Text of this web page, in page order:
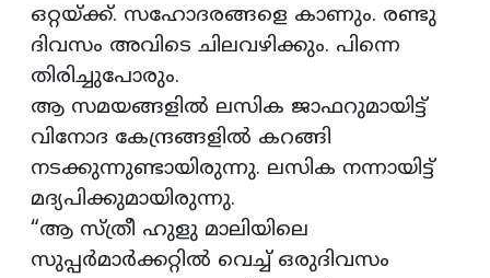
ഒറ്റയ്ക്ക്. സഹോദരങ്ങളെ കാണും. രണ്ടു
ദിവസം അവിടെ ചിലവഴിക്കും. പിന്നെ
തിരിച്ചുപോരും.
ആ സമയങ്ങളിൽ ലസിക ജാഫറുമായിട്ട്
വിനോദ കേന്ദ്രങ്ങളിൽ കറങ്ങി
നടക്കുന്നുണ്ടായിരുന്നു. ലസിക നന്നായിട്ട്
മദ്യപിക്കുമായിരുന്നു.
“ആ സ്ത്രീ ഹുളു മാലിയിലെ
സുപ്പര്‍മാര്‍ക്കറ്റില്‍ വെച്ച് ഒരുദിവസം